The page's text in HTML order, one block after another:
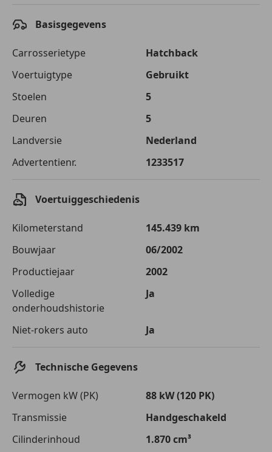
Basisgegevens
Carrosserietype
Hatchback
Voertuigtype
Gebruikt
Stoelen
5
Deuren
5
Landversie
Nederland
Advertentienr.
1233517
Voertuiggeschiedenis
Kilometerstand
145.439 km
Bouwjaar
06/2002
Productiejaar
2002
Volledige
onderhoudshistorie
Ja
Niet-rokers auto Ja
Technische Gegevens
Vermogen kW (PK)
88 kW (120 PK)
Transmissie
Handgeschakeld
Cilinderinhoud
1.870 cm³